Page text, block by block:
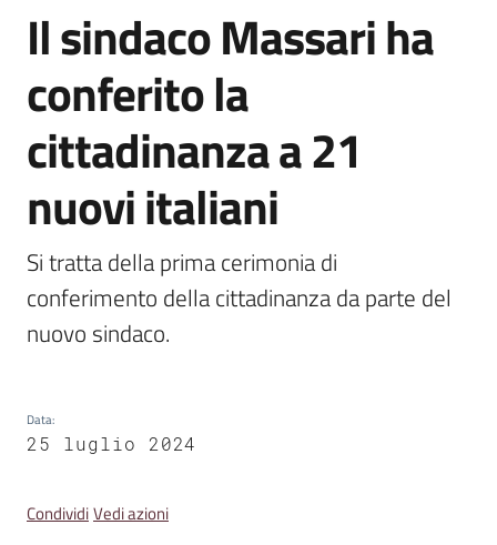
Servizi
Novità
Menu selezionato
Vivere
Reggio
Emilia
argomenti
u
Salta al contenuto
Il sindaco Massari ha
conferito la
cittadinanza a 21
nuovi italiani
Si tratta della prima cerimonia di
conferimento della cittadinanza da parte del
nuovo sindaco.
Data:
25 luglio 2024
CondividiVedi azioni